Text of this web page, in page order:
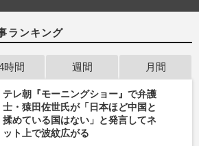
ランキング
時間 週間 月間
テレ朝『モーニングショー』で弁護
士・猿田佐世氏が「日本ほど中国と
揉めている国はない」と発言してネ
ット上で波紋広がる